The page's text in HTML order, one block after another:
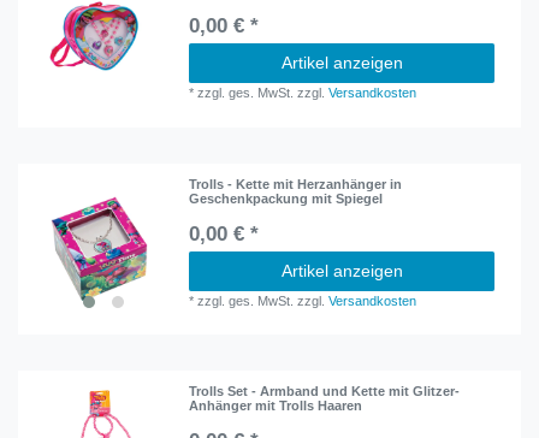
0,00 € *
Artikel anzeigen
*zzgl. ges. MwSt. zzgl.Versandkosten
Trolls - Kette mit Herzanhänger in
Geschenkpackung mit Spiegel
0,00 € *
Artikel anzeigen
*zzgl. ges. MwSt. zzgl.Versandkosten
Trolls Set - Armband und Kette mit Glitzer-
Anhänger mit Trolls Haaren